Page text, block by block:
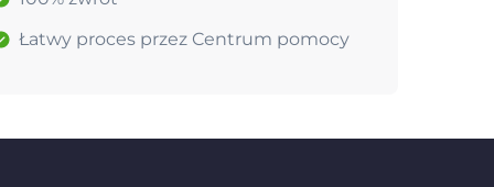
Łatwy proces przez Centrum pomocy